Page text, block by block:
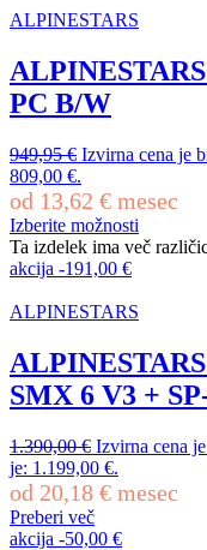
ALPINESTARS
PC B/W
949,95€ Izvirna cena je
809,00 €.
od 13,62 € mesec
Izberite možnosti
Ta izdelek ima več
akcija -191,00 €
ALPINESTARS
SMX 6 V3 +
1.390,00€ Izvirna cena
je: 1.199,00 €.
od 20,18 € mesec
Preberi več
akcija -50,00 €